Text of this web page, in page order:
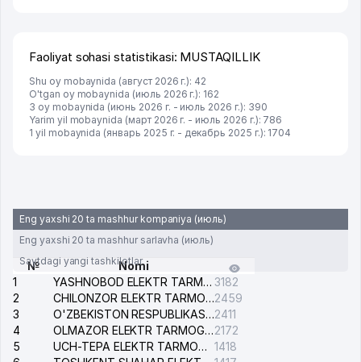
Faoliyat sohasi statistikasi: MUSTAQILLIK
Shu oy mobaynida (август 2026 г.): 42
O'tgan oy mobaynida (июль 2026 г.): 162
3 oy mobaynida (июнь 2026 г. - июль 2026 г.): 390
Yarim yil mobaynida (март 2026 г. - июль 2026 г.): 786
1 yil mobaynida (январь 2025 г. - декабрь 2025 г.): 1704
Eng yaxshi 20 ta mashhur kompaniya (июль)
Eng yaxshi 20 ta mashhur sarlavha (июль)
Saytdagi yangi tashkilotlar
№
Nomi
1
YASHNOBOD ELEKTR TARMOG'I NOSOZLIKLARI XIZMATI 3182
2
CHILONZOR ELEKTR TARMOG'I NOSOZLIK XIZMATI2459
3
O'ZBEKISTON RESPUBLIKASI BOSH PROKURATURASI ISHONCH TELEFONI2411
4
OLMAZOR ELEKTR TARMOG'I NOSOZLIKLARI XIZMATI2172
5
UCH-TEPA ELEKTR TARMOG'I NOSOZLIKLARI XIZMATI 1418